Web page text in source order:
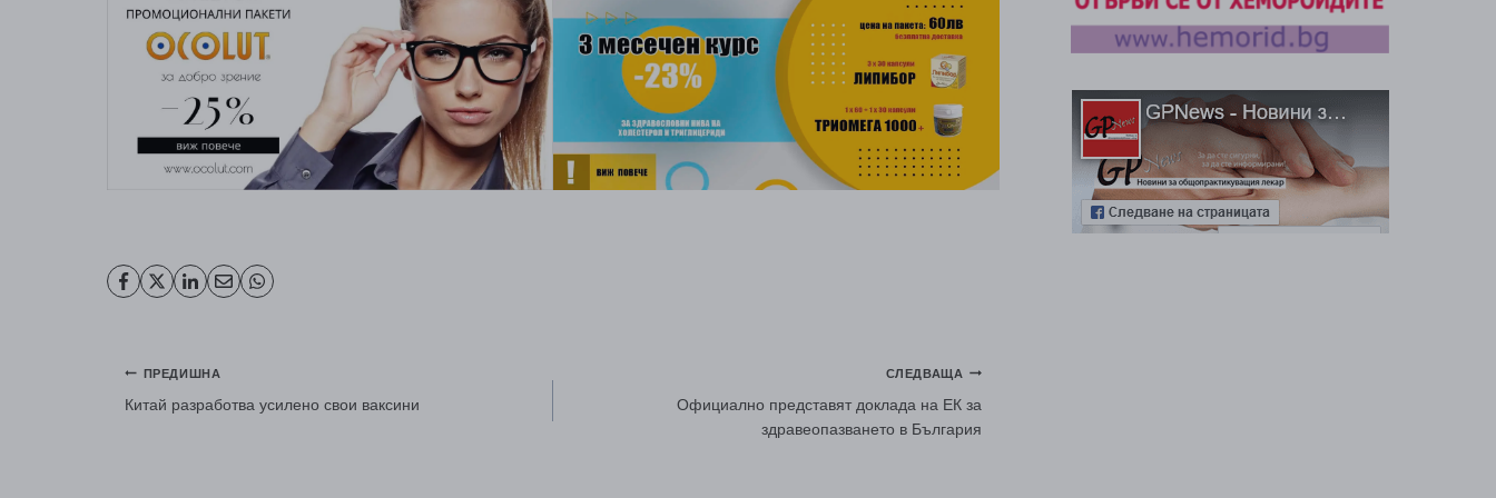
Навигация
ПРЕДИШНА
Китай разработва усилено свои ваксини
СЛЕДВАЩА
Официално представят доклада на ЕК за
здравеопазването в България